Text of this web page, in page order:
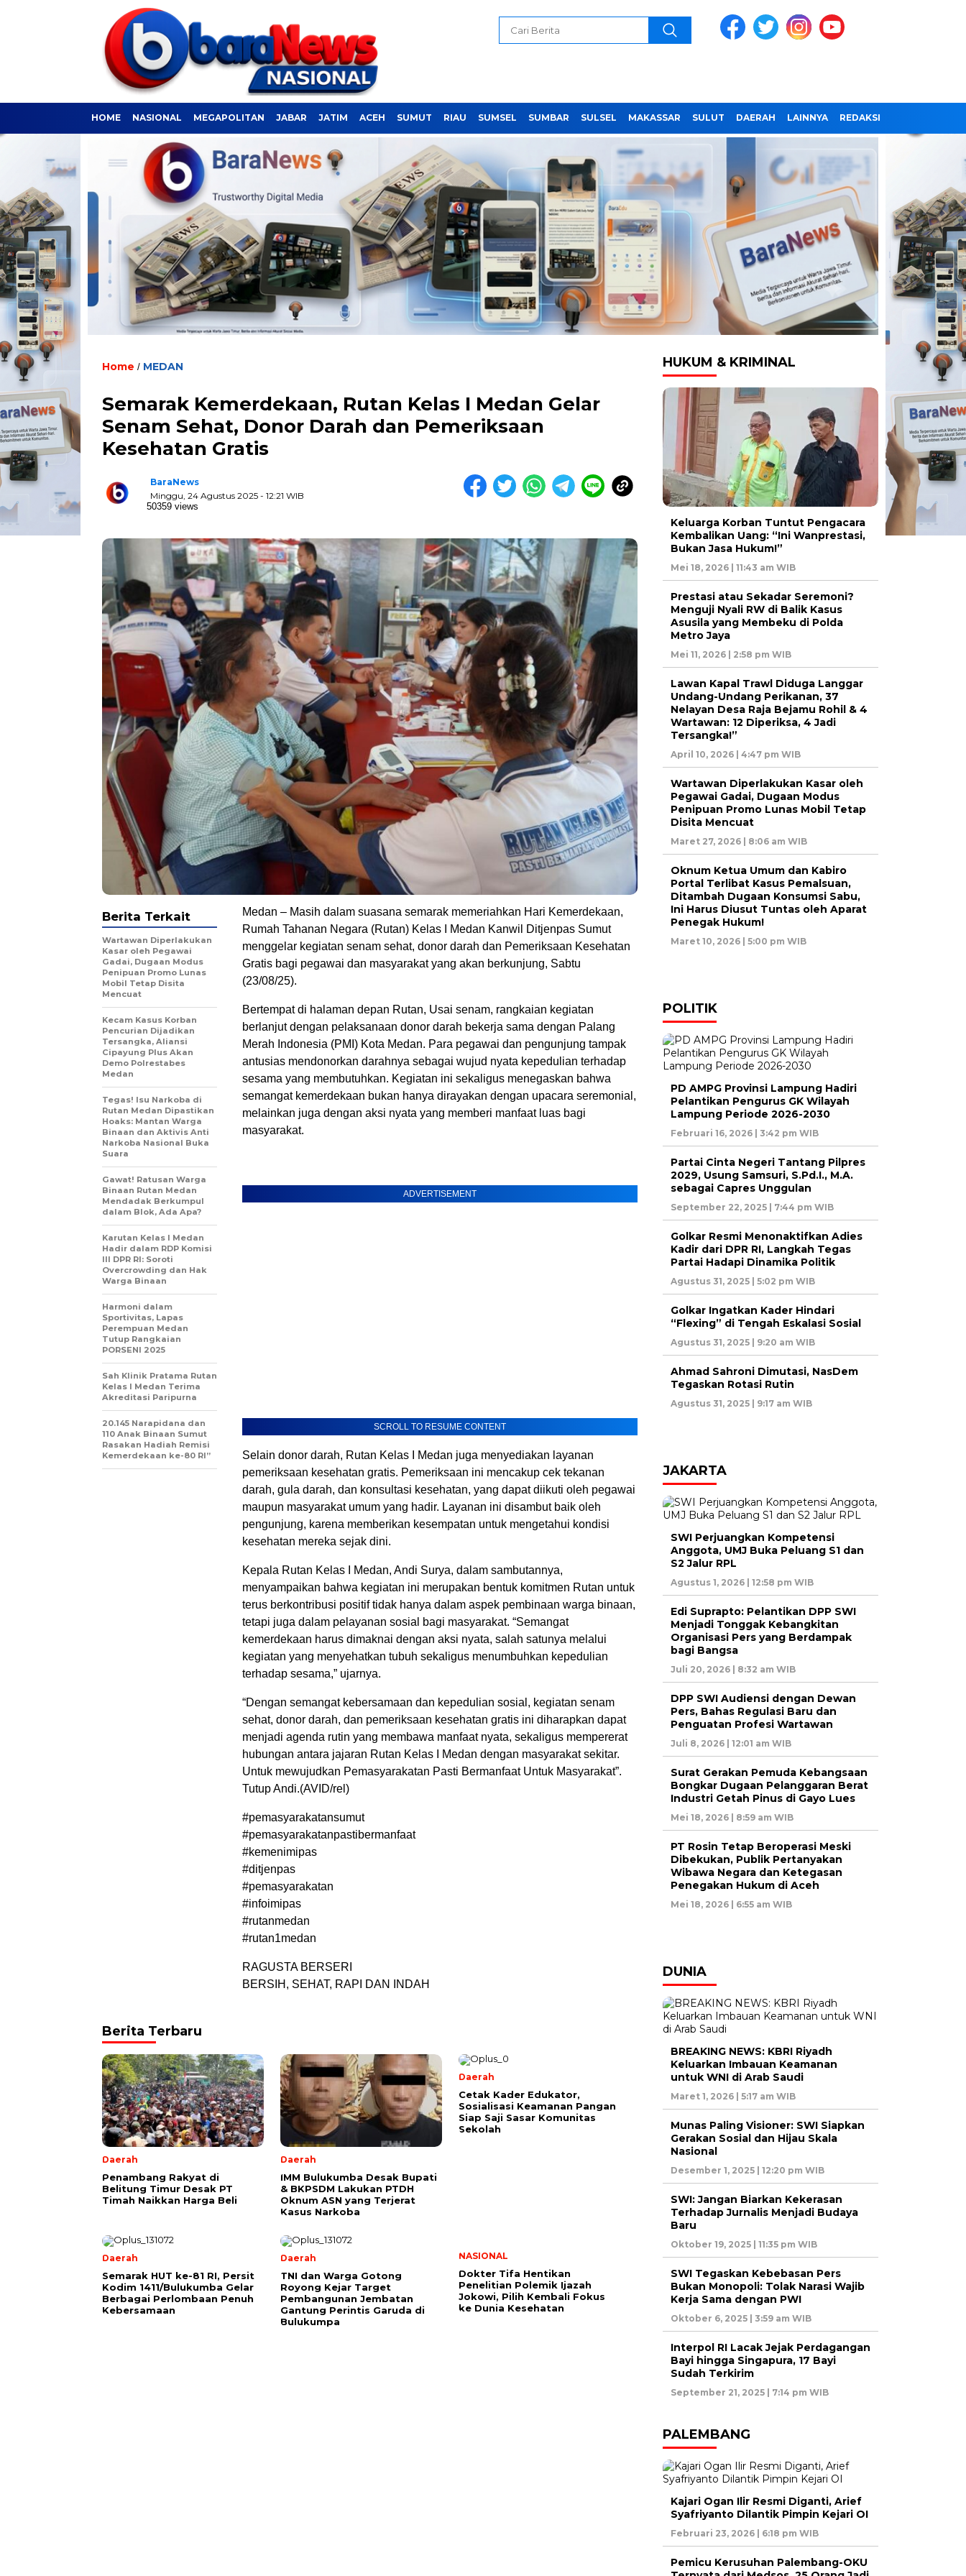
HOME NASIONAL MEGAPOLITAN JABAR JATIM ACEH SUMUT RIAU SUMSEL SUMBAR SULSEL MAKASSAR SULUT DAERAH LAINNYA REDAKSI
Home / MEDAN
Semarak Kemerdekaan, Rutan Kelas I Medan Gelar
Senam Sehat, Donor Darah dan Pemeriksaan
Kesehatan Gratis
BaraNews
Minggu, 24 Agustus 2025 - 12:21 WIB
50359 views
Medan – Masih dalam suasana semarak memeriahkan Hari Kemerdekaan,
Rumah Tahanan Negara (Rutan) Kelas I Medan Kanwil Ditjenpas Sumut
menggelar kegiatan senam sehat, donor darah dan Pemeriksaan Kesehatan
Gratis bagi pegawai dan masyarakat yang akan berkunjung, Sabtu
(23/08/25).
Bertempat di halaman depan Rutan, Usai senam, rangkaian kegiatan
berlanjut dengan pelaksanaan donor darah bekerja sama dengan Palang
Merah Indonesia (PMI) Kota Medan. Para pegawai dan pengunjung tampak
antusias mendonorkan darahnya sebagai wujud nyata kepedulian terhadap
sesama yang membutuhkan. Kegiatan ini sekaligus menegaskan bahwa
semangat kemerdekaan bukan hanya dirayakan dengan upacara seremonial,
melainkan juga dengan aksi nyata yang memberi manfaat luas bagi
masyarakat.
ADVERTISEMENT
SCROLL TO RESUME CONTENT
Selain donor darah, Rutan Kelas I Medan juga menyediakan layanan
pemeriksaan kesehatan gratis. Pemeriksaan ini mencakup cek tekanan
darah, gula darah, dan konsultasi kesehatan, yang dapat diikuti oleh pegawai
maupun masyarakat umum yang hadir. Layanan ini disambut baik oleh
pengunjung, karena memberikan kesempatan untuk mengetahui kondisi
kesehatan mereka sejak dini.
Kepala Rutan Kelas I Medan, Andi Surya, dalam sambutannya,
menyampaikan bahwa kegiatan ini merupakan bentuk komitmen Rutan untuk
terus berkontribusi positif tidak hanya dalam aspek pembinaan warga binaan,
tetapi juga dalam pelayanan sosial bagi masyarakat. “Semangat
kemerdekaan harus dimaknai dengan aksi nyata, salah satunya melalui
kegiatan yang menyehatkan tubuh sekaligus menumbuhkan kepedulian
terhadap sesama,” ujarnya.
“Dengan semangat kebersamaan dan kepedulian sosial, kegiatan senam
sehat, donor darah, dan pemeriksaan kesehatan gratis ini diharapkan dapat
menjadi agenda rutin yang membawa manfaat nyata, sekaligus mempererat
hubungan antara jajaran Rutan Kelas I Medan dengan masyarakat sekitar.
Untuk mewujudkan Pemasyarakatan Pasti Bermanfaat Untuk Masyarakat”.
Tutup Andi.(AVID/rel)
#pemasyarakatansumut
#pemasyarakatanpastibermanfaat
#kemenimipas
#ditjenpas
#pemasyarakatan
#infoimipas
#rutanmedan
#rutan1medan
RAGUSTA BERSERI
BERSIH, SEHAT, RAPI DAN INDAH
Berita Terkait
Wartawan Diperlakukan
Kasar oleh Pegawai
Gadai, Dugaan Modus
Penipuan Promo Lunas
Mobil Tetap Disita
Mencuat
Kecam Kasus Korban
Pencurian Dijadikan
Tersangka, Aliansi
Cipayung Plus Akan
Demo Polrestabes
Medan
Tegas! Isu Narkoba di
Rutan Medan Dipastikan
Hoaks: Mantan Warga
Binaan dan Aktivis Anti
Narkoba Nasional Buka
Suara
Gawat! Ratusan Warga
Binaan Rutan Medan
Mendadak Berkumpul
dalam Blok, Ada Apa?
Karutan Kelas I Medan
Hadir dalam RDP Komisi
III DPR RI: Soroti
Overcrowding dan Hak
Warga Binaan
Harmoni dalam
Sportivitas, Lapas
Perempuan Medan
Tutup Rangkaian
PORSENI 2025
Sah Klinik Pratama Rutan
Kelas I Medan Terima
Akreditasi Paripurna
20.145 Narapidana dan
110 Anak Binaan Sumut
Rasakan Hadiah Remisi
Kemerdekaan ke-80 RI”
Berita Terbaru
Daerah
Penambang Rakyat di
Belitung Timur Desak PT
Timah Naikkan Harga Beli
Daerah
IMM Bulukumba Desak Bupati
& BKPSDM Lakukan PTDH
Oknum ASN yang Terjerat
Kasus Narkoba
Daerah
Cetak Kader Edukator,
Sosialisasi Keamanan Pangan
Siap Saji Sasar Komunitas
Sekolah
Daerah
Semarak HUT ke-81 RI, Persit
Kodim 1411/Bulukumba Gelar
Berbagai Perlombaan Penuh
Kebersamaan
Daerah
TNI dan Warga Gotong
Royong Kejar Target
Pembangunan Jembatan
Gantung Perintis Garuda di
Bulukumpa
NASIONAL
Dokter Tifa Hentikan
Penelitian Polemik Ijazah
Jokowi, Pilih Kembali Fokus
ke Dunia Kesehatan
HUKUM & KRIMINAL
Keluarga Korban Tuntut Pengacara
Kembalikan Uang: “Ini Wanprestasi,
Bukan Jasa Hukum!”
Mei 18, 2026 | 11:43 am WIB
Prestasi atau Sekadar Seremoni?
Menguji Nyali RW di Balik Kasus
Asusila yang Membeku di Polda
Metro Jaya
Mei 11, 2026 | 2:58 pm WIB
Lawan Kapal Trawl Diduga Langgar
Undang-Undang Perikanan, 37
Nelayan Desa Raja Bejamu Rohil & 4
Wartawan: 12 Diperiksa, 4 Jadi
Tersangka!”
April 10, 2026 | 4:47 pm WIB
Wartawan Diperlakukan Kasar oleh
Pegawai Gadai, Dugaan Modus
Penipuan Promo Lunas Mobil Tetap
Disita Mencuat
Maret 27, 2026 | 8:06 am WIB
Oknum Ketua Umum dan Kabiro
Portal Terlibat Kasus Pemalsuan,
Ditambah Dugaan Konsumsi Sabu,
Ini Harus Diusut Tuntas oleh Aparat
Penegak Hukum!
Maret 10, 2026 | 5:00 pm WIB
POLITIK
PD AMPG Provinsi Lampung Hadiri
Pelantikan Pengurus GK Wilayah
Lampung Periode 2026-2030
Februari 16, 2026 | 3:42 pm WIB
Partai Cinta Negeri Tantang Pilpres
2029, Usung Samsuri, S.Pd.I., M.A.
sebagai Capres Unggulan
September 22, 2025 | 7:44 pm WIB
Golkar Resmi Menonaktifkan Adies
Kadir dari DPR RI, Langkah Tegas
Partai Hadapi Dinamika Politik
Agustus 31, 2025 | 5:02 pm WIB
Golkar Ingatkan Kader Hindari
“Flexing” di Tengah Eskalasi Sosial
Agustus 31, 2025 | 9:20 am WIB
Ahmad Sahroni Dimutasi, NasDem
Tegaskan Rotasi Rutin
Agustus 31, 2025 | 9:17 am WIB
JAKARTA
SWI Perjuangkan Kompetensi
Anggota, UMJ Buka Peluang S1 dan
S2 Jalur RPL
Agustus 1, 2026 | 12:58 pm WIB
Edi Suprapto: Pelantikan DPP SWI
Menjadi Tonggak Kebangkitan
Organisasi Pers yang Berdampak
bagi Bangsa
Juli 20, 2026 | 8:32 am WIB
DPP SWI Audiensi dengan Dewan
Pers, Bahas Regulasi Baru dan
Penguatan Profesi Wartawan
Juli 8, 2026 | 12:01 am WIB
Surat Gerakan Pemuda Kebangsaan
Bongkar Dugaan Pelanggaran Berat
Industri Getah Pinus di Gayo Lues
Mei 18, 2026 | 8:59 am WIB
PT Rosin Tetap Beroperasi Meski
Dibekukan, Publik Pertanyakan
Wibawa Negara dan Ketegasan
Penegakan Hukum di Aceh
Mei 18, 2026 | 6:55 am WIB
DUNIA
BREAKING NEWS: KBRI Riyadh
Keluarkan Imbauan Keamanan
untuk WNI di Arab Saudi
Maret 1, 2026 | 5:17 am WIB
Munas Paling Visioner: SWI Siapkan
Gerakan Sosial dan Hijau Skala
Nasional
Desember 1, 2025 | 12:20 pm WIB
SWI: Jangan Biarkan Kekerasan
Terhadap Jurnalis Menjadi Budaya
Baru
Oktober 19, 2025 | 11:35 pm WIB
SWI Tegaskan Kebebasan Pers
Bukan Monopoli: Tolak Narasi Wajib
Kerja Sama dengan PWI
Oktober 6, 2025 | 3:59 am WIB
Interpol RI Lacak Jejak Perdagangan
Bayi hingga Singapura, 17 Bayi
Sudah Terkirim
September 21, 2025 | 7:14 pm WIB
PALEMBANG
Kajari Ogan Ilir Resmi Diganti, Arief
Syafriyanto Dilantik Pimpin Kejari OI
Februari 23, 2026 | 6:18 pm WIB
Pemicu Kerusuhan Palembang-OKU